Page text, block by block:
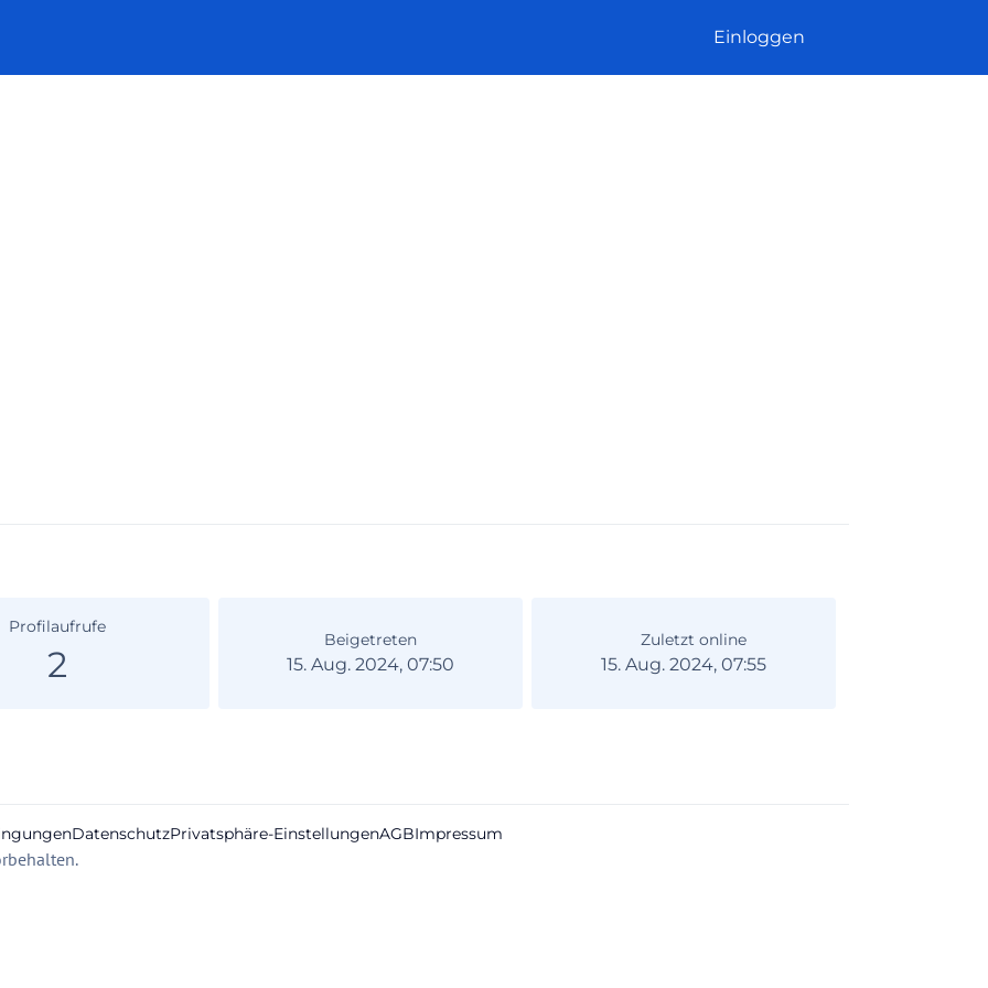
Einloggen
Profilaufrufe
2
Beigetreten
15. Aug. 2024, 07:50
Zuletzt online
15. Aug. 2024, 07:55
DatenschutzPrivatsphäre-EinstellungenAGBImpressum